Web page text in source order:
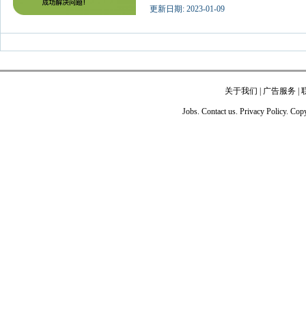
更新日期: 2023-01-09
关于我们 广告服务
Jobs. Contact us. Privacy Policy.